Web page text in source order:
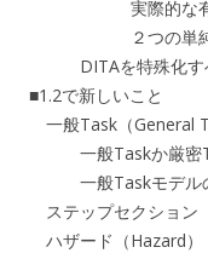
実際的な有用性
２つの単純
DITAを特殊化す
■1.2で新しいこと
一般Task（General
一般Taskか厳密
一般Taskモデル
ステップセクション
ハザード（Hazard）